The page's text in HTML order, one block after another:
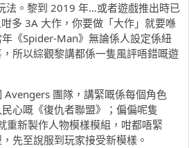
法。黎到 2019 年…或者遊戲推出時已
多 3A 大作，你要做「大作」就要喺
《Spider-Man》無論係人設定係紐
所以綜觀黎講都係一隻風評唔錯嘅遊
Avengers 團隊，講緊嘅係每個角色
民心嘅《復仇者聯盟》；偏偏呢隻
重新製作人物模樣模組，咁都唔緊
先至說服到玩家接受新模樣。